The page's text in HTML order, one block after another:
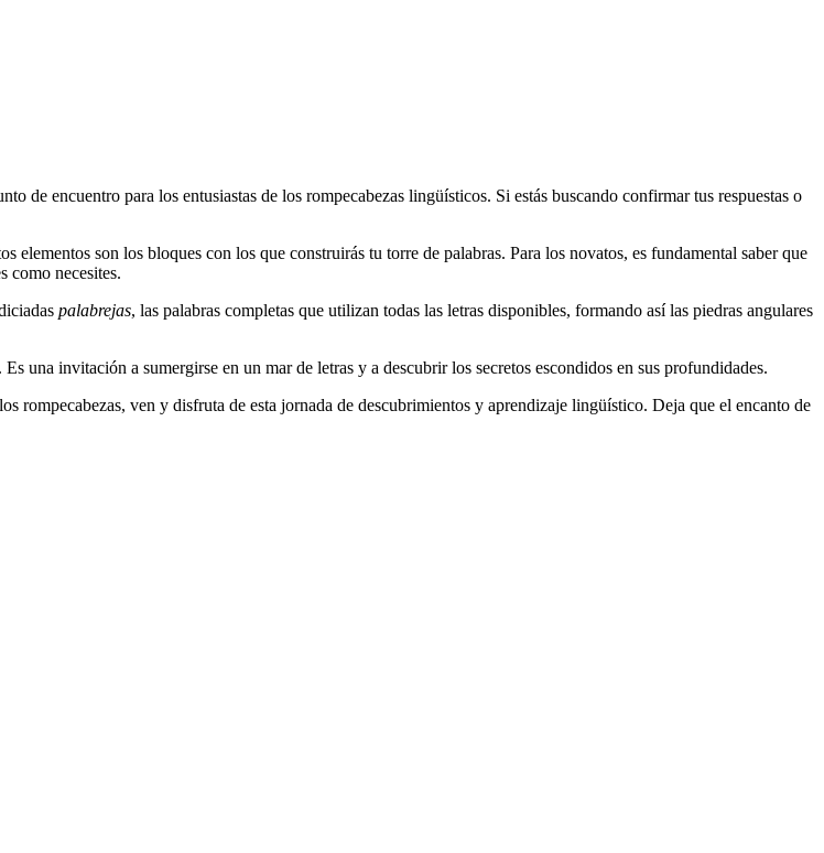
de encuentro para los entusiastas de los rompecabezas lingüísticos. Si estás buscando confirmar tus respuestas o
elementos son los bloques con los que construirás tu torre de palabras. Para los novatos, es fundamental saber que
como necesites.
palabrejas, las palabras completas que utilizan todas las letras disponibles, formando así las piedras angulares
Es una invitación a sumergirse en un mar de letras y a descubrir los secretos escondidos en sus profundidades.
rompecabezas, ven y disfruta de esta jornada de descubrimientos y aprendizaje lingüístico. Deja que el encanto de